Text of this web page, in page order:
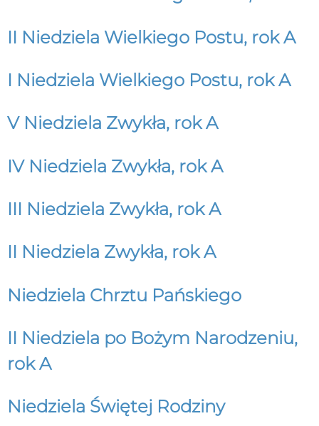
II Niedziela Wielkiego Postu, rok A
I Niedziela Wielkiego Postu, rok A
V Niedziela Zwykła, rok A
IV Niedziela Zwykła, rok A
III Niedziela Zwykła, rok A
II Niedziela Zwykła, rok A
Niedziela Chrztu Pańskiego
II Niedziela po Bożym Narodzeniu,
rok A
Niedziela Świętej Rodziny